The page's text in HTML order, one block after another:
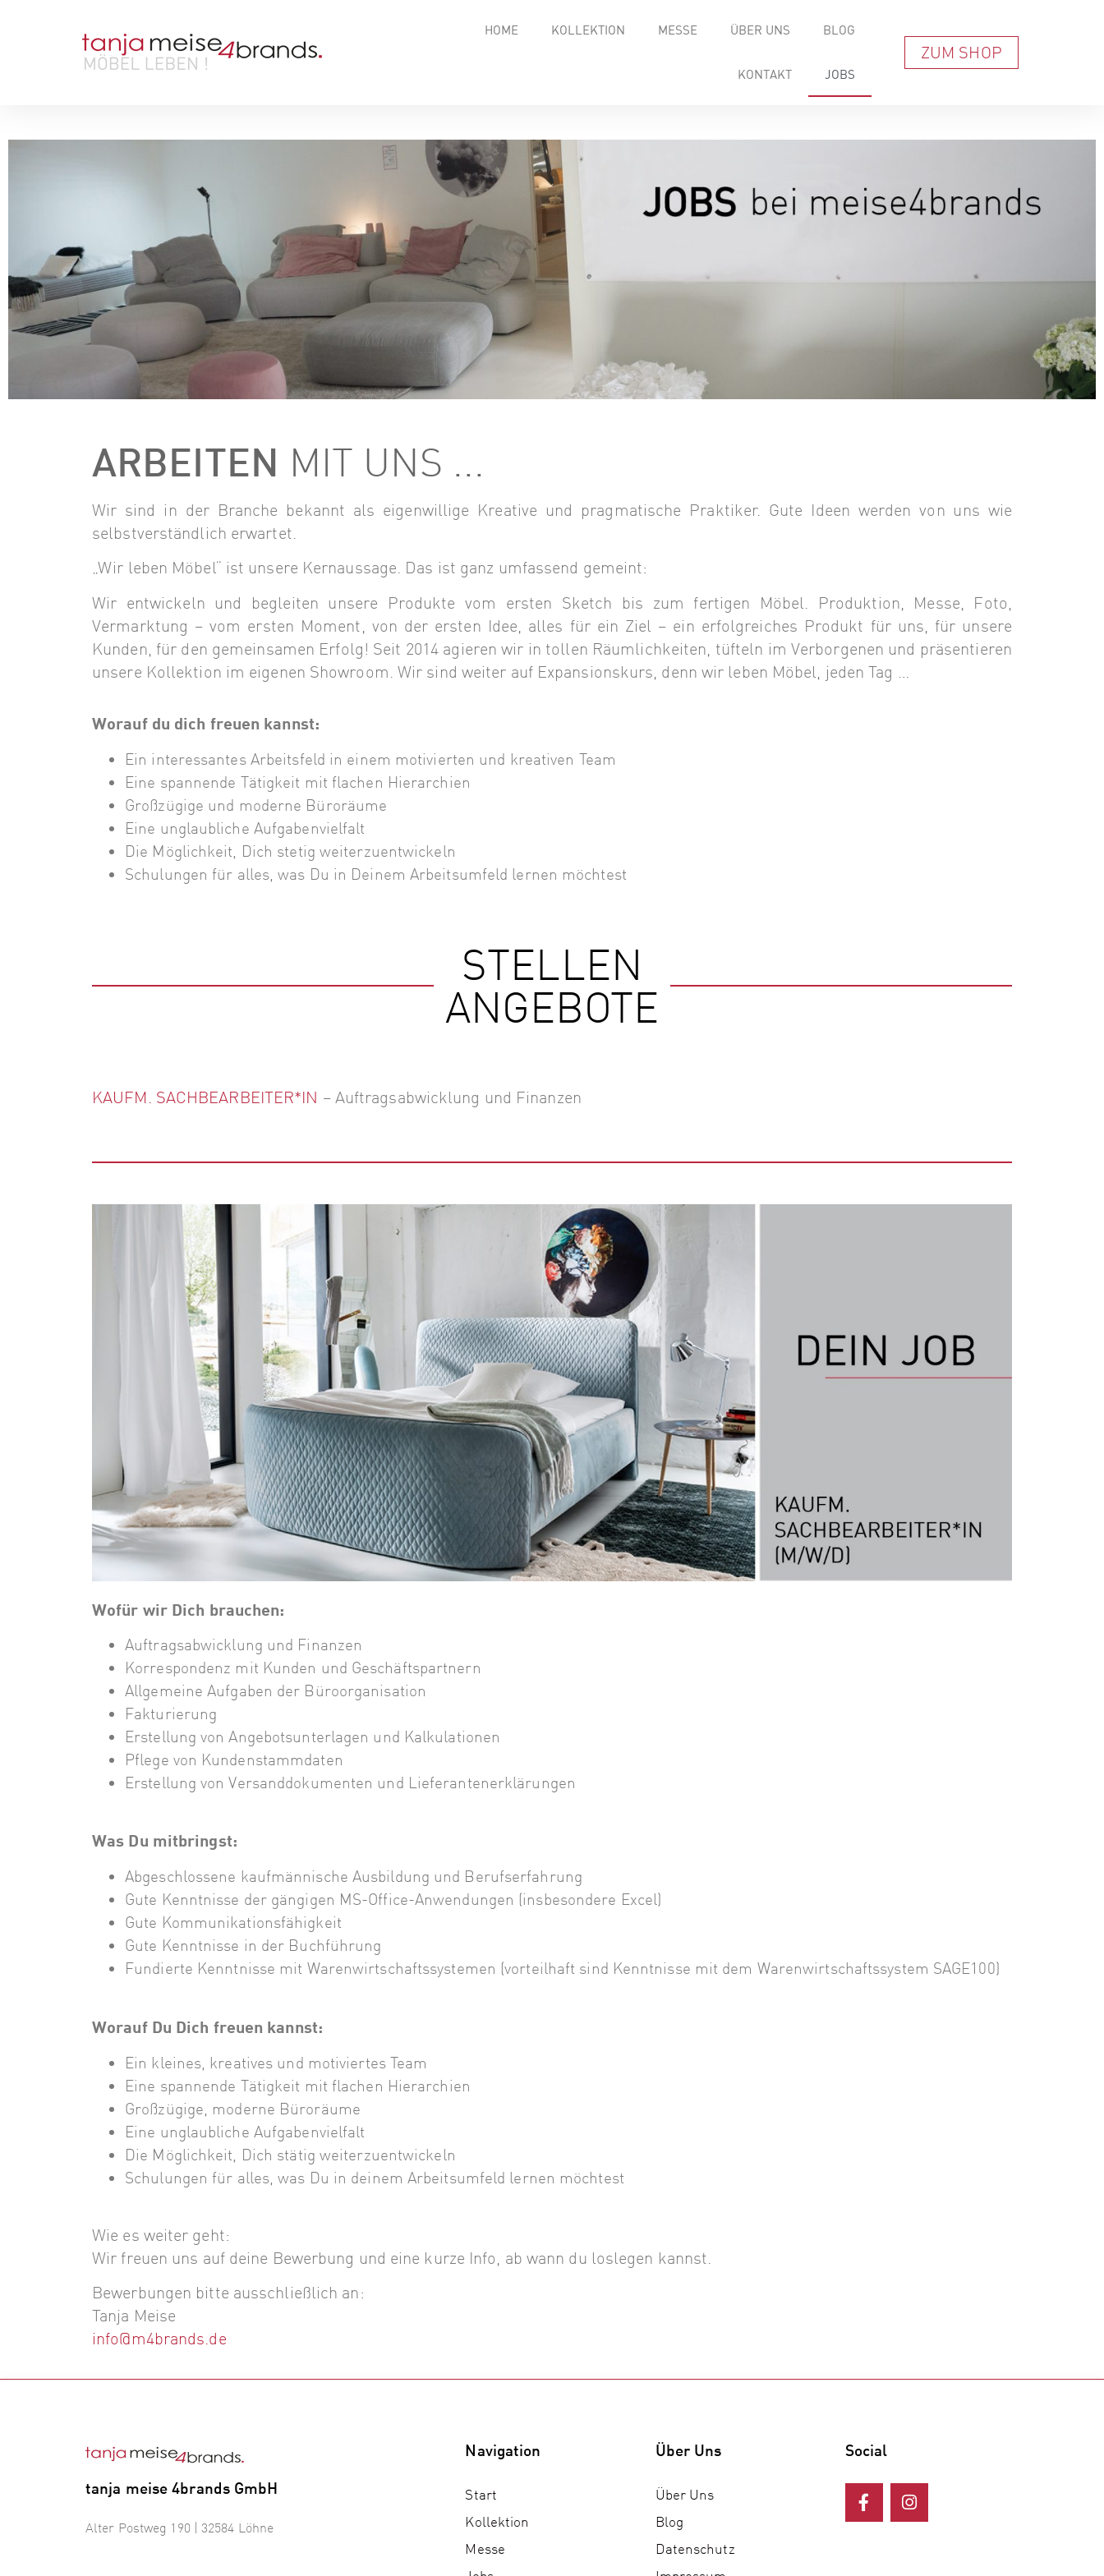
HOME KOLLEKTION MESSE ÜBER UNS BLOG
KONTAKT JOBS
ZUM SHOP
ARBEITEN MIT UNS ...
Wir sind in der Branche bekannt als eigenwillige Kreative und pragmatische Praktiker. Gute Ideen werden von uns wie
selbstverständlich erwartet.
„Wir leben Möbel“ ist unsere Kernaussage. Das ist ganz umfassend gemeint:
Wir entwickeln und begleiten unsere Produkte vom ersten Sketch bis zum fertigen Möbel. Produktion, Messe, Foto,
Vermarktung – vom ersten Moment, von der ersten Idee, alles für ein Ziel – ein erfolgreiches Produkt für uns, für unsere
Kunden, für den gemeinsamen Erfolg! Seit 2014 agieren wir in tollen Räumlichkeiten, tüfteln im Verborgenen und präsentieren
unsere Kollektion im eigenen Showroom. Wir sind weiter auf Expansionskurs, denn wir leben Möbel, jeden Tag …
Worauf du dich freuen kannst:
Ein interessantes Arbeitsfeld in einem motivierten und kreativen Team
Eine spannende Tätigkeit mit flachen Hierarchien
Großzügige und moderne Büroräume
Eine unglaubliche Aufgabenvielfalt
Die Möglichkeit, Dich stetig weiterzuentwickeln
Schulungen für alles, was Du in Deinem Arbeitsumfeld lernen möchtest
STELLEN
ANGEBOTE
KAUFM. SACHBEARBEITER*IN – Auftragsabwicklung und Finanzen
Wofür wir Dich brauchen:
Auftragsabwicklung und Finanzen
Korrespondenz mit Kunden und Geschäftspartnern
Allgemeine Aufgaben der Büroorganisation
Fakturierung
Erstellung von Angebotsunterlagen und Kalkulationen
Pflege von Kundenstammdaten
Erstellung von Versanddokumenten und Lieferantenerklärungen
Was Du mitbringst:
Abgeschlossene kaufmännische Ausbildung und Berufserfahrung
Gute Kenntnisse der gängigen MS-Office-Anwendungen (insbesondere Excel)
Gute Kommunikationsfähigkeit
Gute Kenntnisse in der Buchführung
Fundierte Kenntnisse mit Warenwirtschaftssystemen (vorteilhaft sind Kenntnisse mit dem Warenwirtschaftssystem SAGE100)
Worauf Du Dich freuen kannst:
Ein kleines, kreatives und motiviertes Team
Eine spannende Tätigkeit mit flachen Hierarchien
Großzügige, moderne Büroräume
Eine unglaubliche Aufgabenvielfalt
Die Möglichkeit, Dich stätig weiterzuentwickeln
Schulungen für alles, was Du in deinem Arbeitsumfeld lernen möchtest
Wie es weiter geht:
Wir freuen uns auf deine Bewerbung und eine kurze Info, ab wann du loslegen kannst.
Bewerbungen bitte ausschließlich an:
Tanja Meise
info@m4brands.de
tanja meise 4brands GmbH
Alter Postweg 190 | 32584 Löhne
Navigation
Start
Kollektion
Messe
Über Uns
Über Uns
Blog
Datenschutz
Social